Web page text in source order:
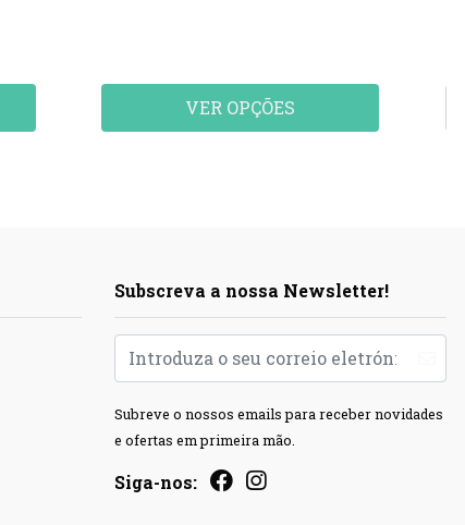
VER OPÇÕES
Subscreva a nossa Newsletter!
Subreve o nossos emails para receber novidades
e ofertas em primeira mão.
Siga-nos: